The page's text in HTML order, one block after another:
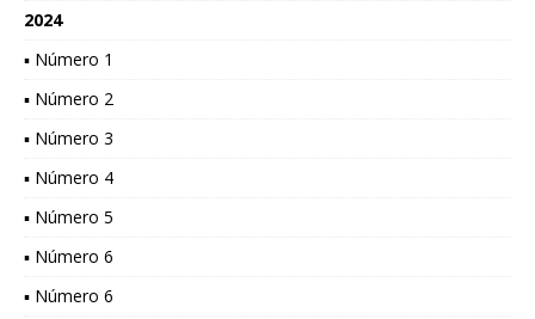
2024
▪ Número 1
▪ Número 2
▪ Número 3
▪ Número 4
▪ Número 5
▪ Número 6
▪ Número 6